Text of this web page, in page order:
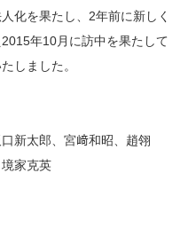
化を果たし、2年前に新しく
年10月に訪中を果たして
しました。
新太郎、宮﨑和昭、趙翎
家克英